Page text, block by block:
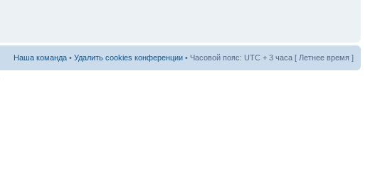
Наша команда • Удалить cookies конференции • Часовой пояс: UTC + 3 часа [ Летнее время ]